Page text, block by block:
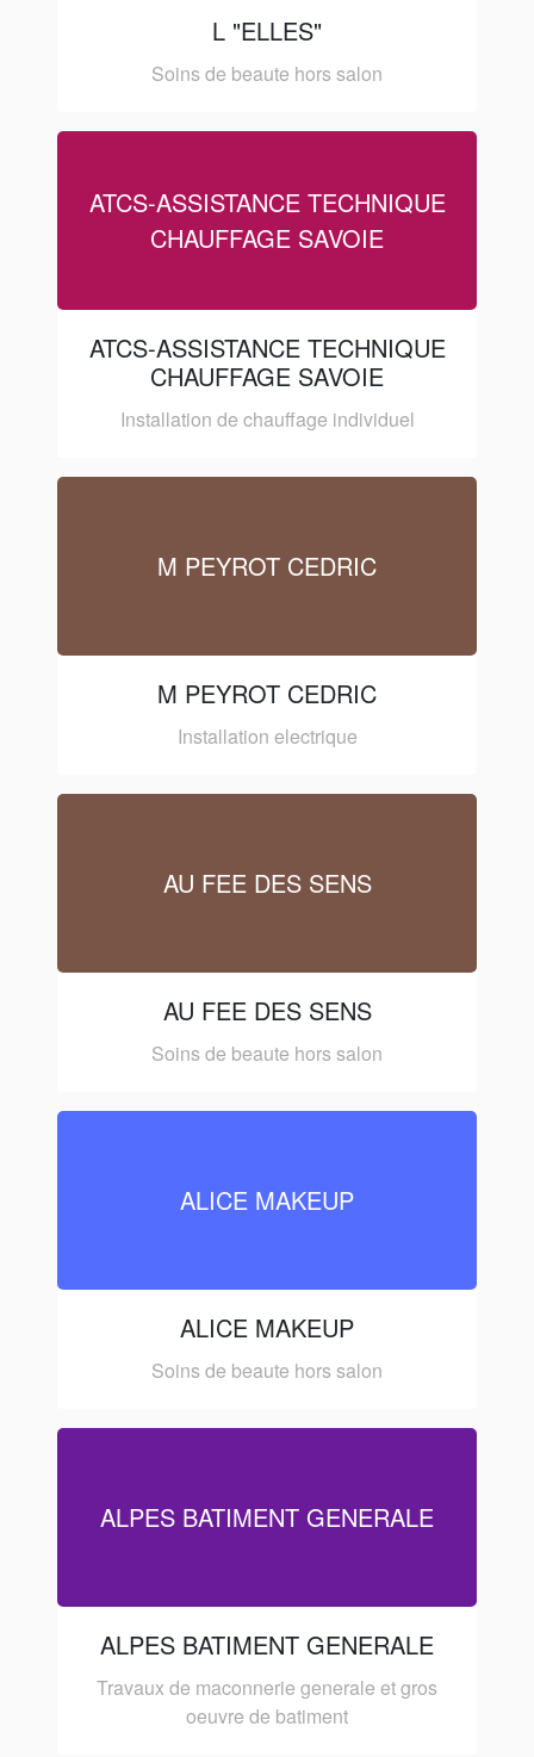
L "ELLES"
Soins de beaute hors salon
ATCS-ASSISTANCE TECHNIQUE
CHAUFFAGE SAVOIE
ATCS-ASSISTANCE TECHNIQUE
CHAUFFAGE SAVOIE
Installation de chauffage individuel
M PEYROT CEDRIC
M PEYROT CEDRIC
Installation electrique
AU FEE DES SENS
AU FEE DES SENS
Soins de beaute hors salon
ALICE MAKEUP
ALICE MAKEUP
Soins de beaute hors salon
ALPES BATIMENT GENERALE
ALPES BATIMENT GENERALE
Travaux de maconnerie generale et gros
oeuvre de batiment